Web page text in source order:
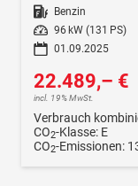
Kraftstoff Benzin
Leistung
96 kW (131 PS)
01.09.2025
22.489,– €
incl. 19% MwSt.
Verbrauch
CO2-Klasse: E
CO2-Emissionen: